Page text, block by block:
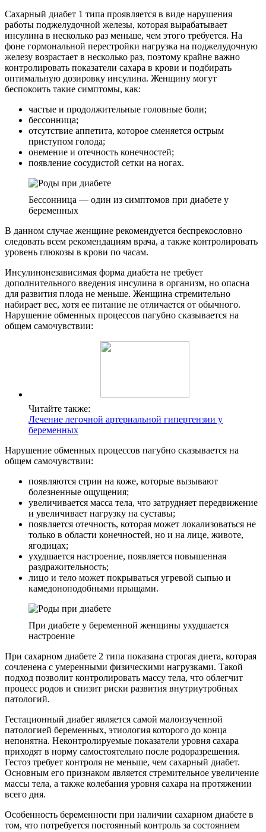
Сахарный диабет 1 типа проявляется в виде нарушения
работы поджелудочной железы, которая вырабатывает
инсулина в несколько раз меньше, чем этого требуется. На
фоне гормональной перестройки нагрузка на поджелудочную
железу возрастает в несколько раз, поэтому крайне важно
контролировать показатели сахара в крови и подбирать
оптимальную дозировку инсулина. Женщину могут
беспокоить такие симптомы, как:
частые и продолжительные головные боли;
бессонница;
отсутствие аппетита, которое сменяется острым
приступом голода;
онемение и отечность конечностей;
появление сосудистой сетки на ногах.
Бессонница — один из симптомов при диабете у
беременных
В данном случае женщине рекомендуется беспрекословно
следовать всем рекомендациям врача, а также контролировать
уровень глюкозы в крови по часам.
Инсулинонезависимая форма диабета не требует
дополнительного введения инсулина в организм, но опасна
для развития плода не меньше. Женщина стремительно
набирает вес, хотя ее питание не отличается от обычного.
Нарушение обменных процессов пагубно сказывается на
общем самочувствии:
Читайте также:
Лечение легочной артериальной гипертензии у
беременных
Нарушение обменных процессов пагубно сказывается на
общем самочувствии:
появляются стрии на коже, которые вызывают
болезненные ощущения;
увеличивается масса тела, что затрудняет передвижение
и увеличивает нагрузку на суставы;
появляется отечность, которая может локализоваться не
только в области конечностей, но и на лице, животе,
ягодицах;
ухудшается настроение, появляется повышенная
раздражительность;
лицо и тело может покрываться угревой сыпью и
камедоноподобными прыщами.
При диабете у беременной женщины ухудшается
настроение
При сахарном диабете 2 типа показана строгая диета, которая
сочленена с умеренными физическими нагрузками. Такой
подход позволит контролировать массу тела, что облегчит
процесс родов и снизит риски развития внутриутробных
патологий.
Гестационный диабет является самой малоизученной
патологией беременных, этиология которого до конца
непонятна. Неконтролируемые показатели уровня сахара
приходят в норму самостоятельно после родоразрешения.
Гестоз требует контроля не меньше, чем сахарный диабет.
Основным его признаком является стремительное увеличение
массы тела, а также колебания уровня сахара на протяжении
всего дня.
Особенность беременности при наличии сахарном диабете в
том, что потребуется постоянный контроль за состоянием